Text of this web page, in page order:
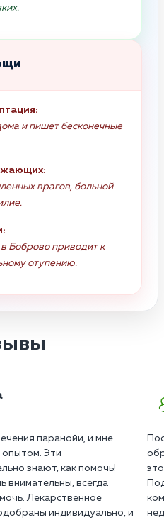
и пишет бесконечные
врагов, больной
Боброво приводит к
отупению.
паранойи, и мне
опытом. Эти
знают, как помочь!
внимательны, всегда
Лекарственное
индивидуально, и